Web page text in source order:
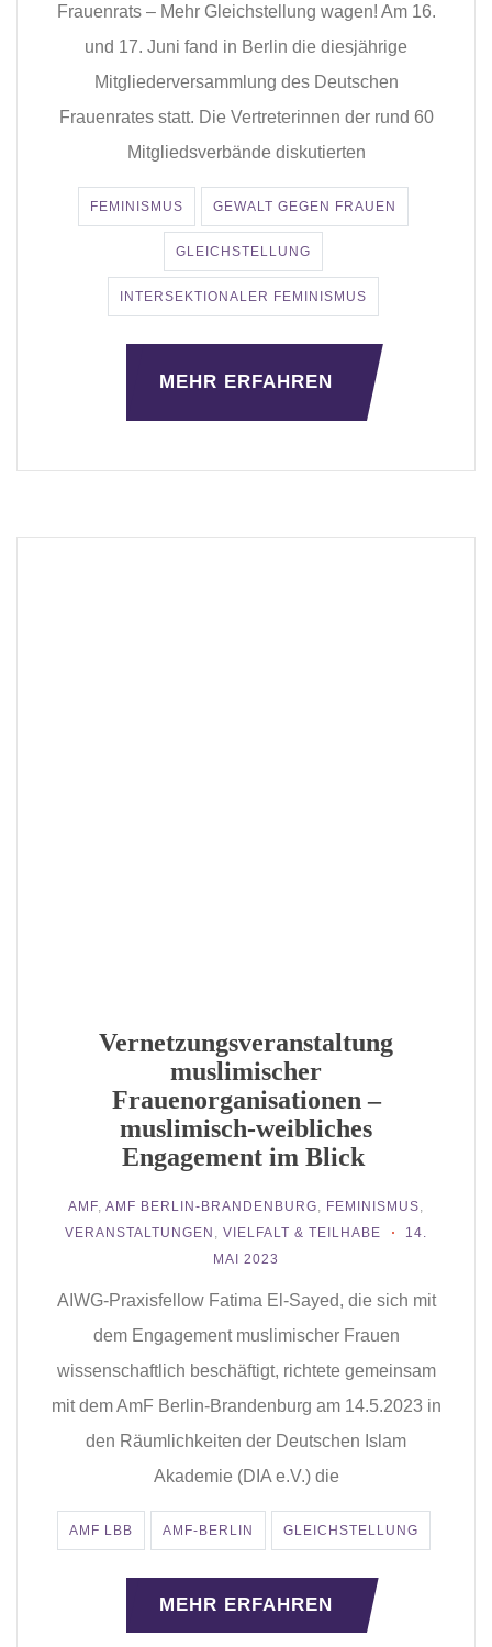
Frauenrats – Mehr Gleichstellung wagen! Am 16.
und 17. Juni fand in Berlin die diesjährige
Mitgliederversammlung des Deutschen
Frauenrates statt. Die Vertreterinnen der rund 60
Mitgliedsverbände diskutierten
FEMINISMUS GEWALT GEGEN FRAUEN
GLEICHSTELLUNG
INTERSEKTIONALER FEMINISMUS
MEHR ERFAHREN
Vernetzungsveranstaltung
muslimischer
Frauenorganisationen –
muslimisch-weibliches
Engagement im Blick
AMF AMF BERLIN-BRANDENBURG FEMINISMUS
VERANSTALTUNGEN
VIELFALT & TEILHABE
14.
MAI 2023
AIWG-Praxisfellow Fatima El-Sayed, die sich mit
dem Engagement muslimischer Frauen
wissenschaftlich beschäftigt, richtete gemeinsam
mit dem AmF Berlin-Brandenburg am 14.5.2023 in
den Räumlichkeiten der Deutschen Islam
Akademie (DIA e.V.) die
AMF LBB AMF-BERLIN GLEICHSTELLUNG
MEHR ERFAHREN